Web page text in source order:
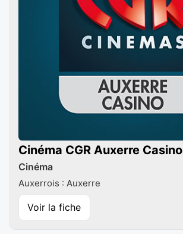
Cinéma CGR Auxerre Casino
Cinéma
Auxerrois : Auxerre
Voir la fiche